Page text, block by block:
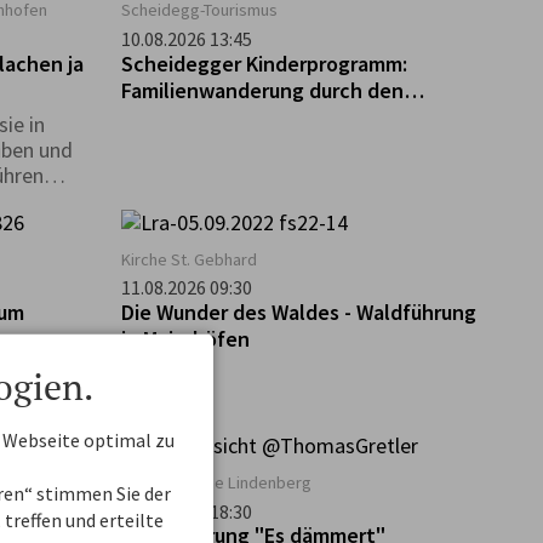
ja
in
und
Scheidegg-Tourismus
10.08.2026 13:45
Scheidegger Kinderprogramm:
Familienwanderung durch den
Kirche St. Gebhard
11.08.2026 09:30
Die Wunder des Waldes - Waldführung
in Maierhöfen
Aureliuskirche Lindenberg
11.08.2026 18:30
Stadtführung "Es dämmert"
Webseite optimal zu
stimmen Sie der
treffen und erteilte